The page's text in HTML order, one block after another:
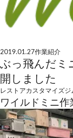
2019.01.27作業紹介
ぶっ飛んだミ
開しました
レストアカスタマイズジ
ワイルドミニ作